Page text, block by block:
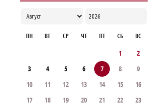
ПН ВТ СР ЧТ ПТ СБ ВС
1
2
3
4 5 6 7 8
9
10
11 12 13 14 15
16
17
18 19 20 21 22
23